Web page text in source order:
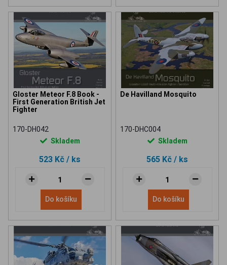
Gloster Meteor F.8 Book -
First Generation British Jet
Fighter
170-DH042
Skladem
523 Kč / ks
Do košíku
De Havilland Mosquito
170-DHC004
Skladem
565 Kč / ks
Do košíku